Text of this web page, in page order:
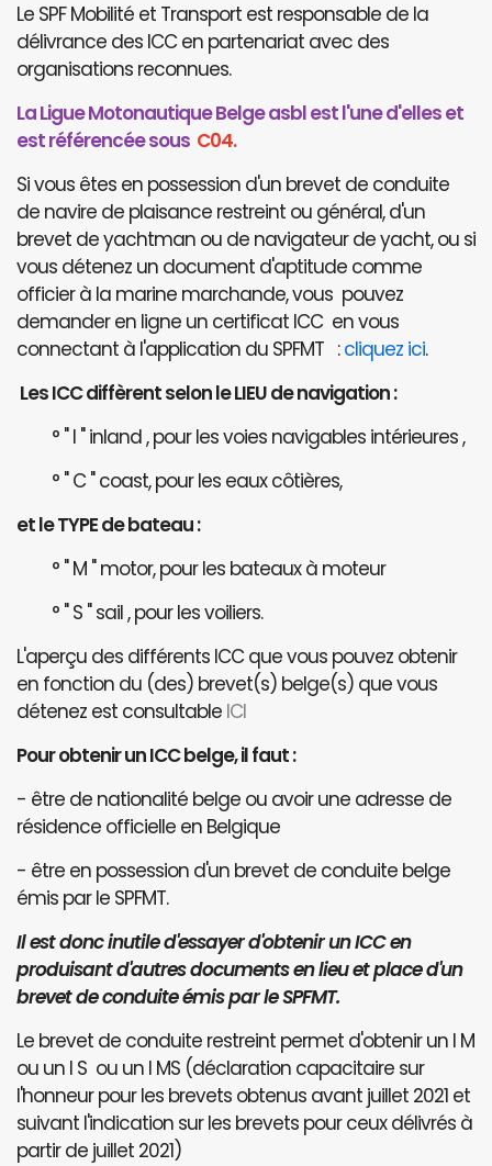
Le SPF Mobilité et Transport est responsable de la
délivrance des ICC en partenariat avec des
organisations reconnues.
La Ligue Motonautique Belge asbl est l'une d'elles et
est référencée sous C04.
Si vous êtes en possession d'un brevet de conduite
de navire de plaisance restreint ou général, d'un
brevet de yachtman ou de navigateur de yacht, ou si
vous détenez un document d'aptitude comme
officier à la marine marchande, vous pouvez
demander en ligne un certificat ICC en vous
connectant à l'application du SPFMT :cliquez ici.
Les ICC diffèrent selon le LIEU de navigation :
° " I " inland , pour les voies navigables intérieures ,
° " C " coast, pour les eaux côtières,
et le TYPE de bateau :
° " M " motor, pour les bateaux à moteur
° " S " sail , pour les voiliers.
L'aperçu des différents ICC que vous pouvez obtenir
en fonction du (des) brevet(s) belge(s) que vous
détenez est consultable ICI
Pour obtenir un ICC belge, il faut :
- être de nationalité belge ou avoir une adresse de
résidence officielle en Belgique
- être en possession d'un brevet de conduite belge
émis par le SPFMT.
Il est donc inutile d'essayer d'obtenir un ICC en
produisant d'autres documents en lieu et place d'un
brevet de conduite émis par le SPFMT.
Le brevet de conduite restreint permet d'obtenir un I M
ou un I S ou un I MS (déclaration capacitaire sur
l'honneur pour les brevets obtenus avant juillet 2021 et
suivant l'indication sur les brevets pour ceux délivrés à
partir de juillet 2021)